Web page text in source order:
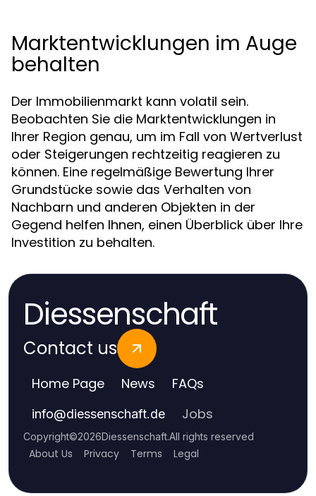
Marktentwicklungen im Auge
behalten
Der Immobilienmarkt kann volatil sein.
Beobachten Sie die Marktentwicklungen in
Ihrer Region genau, um im Fall von Wertverlust
oder Steigerungen rechtzeitig reagieren zu
können. Eine regelmäßige Bewertung Ihrer
Grundstücke sowie das Verhalten von
Nachbarn und anderen Objekten in der
Gegend helfen Ihnen, einen Überblick über Ihre
Investition zu behalten.
Diessenschaft
Contact us
Home Page News FAQs
info@diessenschaft.de Jobs
Copyright©2026Diessenschaft.All rights reserved
About Us Privacy Terms Legal